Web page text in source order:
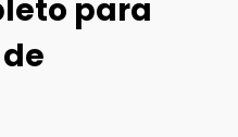
para